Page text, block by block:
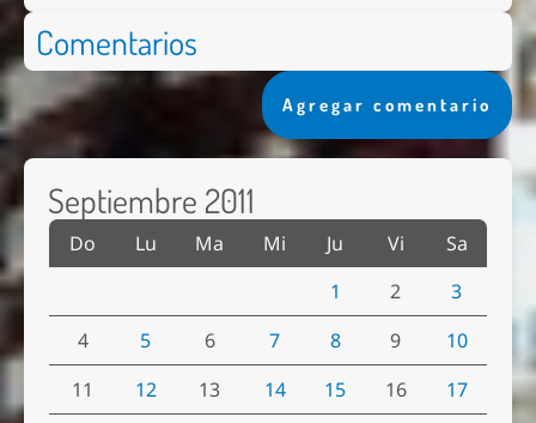
Comentarios
Agregar comentario
Septiembre 2011
Do Lu Ma Mi Ju Vi
Sa
1
2
3
4
5 6 7 8 9
10
11
12 13 14 15 16
17